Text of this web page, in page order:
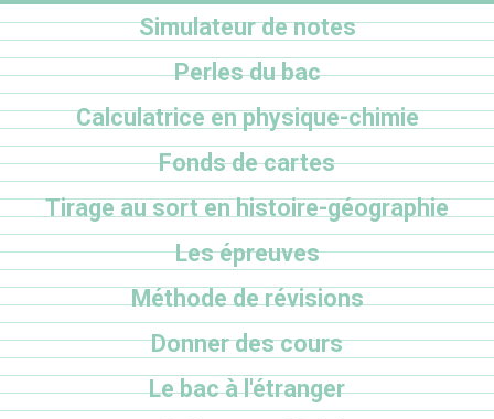
Simulateur de notes
Perles du bac
Calculatrice en physique-chimie
Fonds de cartes
Tirage au sort en histoire-géographie
Les épreuves
Méthode de révisions
Donner des cours
Le bac à l'étranger